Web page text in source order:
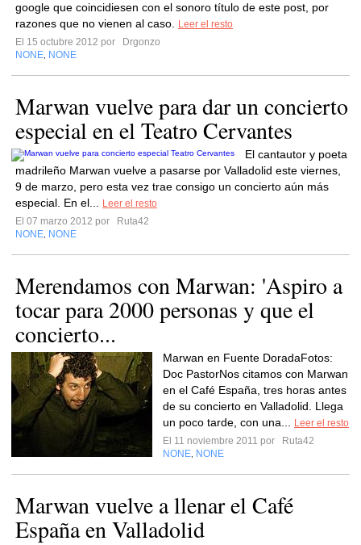
google que coincidiesen con el sonoro título de este post, por
razones que no vienen al caso.
Leer el resto
El 15 octubre 2012 por
Drgonzo
NONE NONE
Marwan vuelve para dar un concierto
especial en el Teatro Cervantes
El cantautor y poeta
madrileño Marwan vuelve a pasarse por Valladolid este viernes,
9 de marzo, pero esta vez trae consigo un concierto aún más
especial. En el...
Leer el resto
El 07 marzo 2012 por
Ruta42
NONE NONE
Merendamos con Marwan: 'Aspiro a
tocar para 2000 personas y que el
concierto...
Marwan en Fuente DoradaFotos:
Doc PastorNos citamos con Marwan
en el Café España, tres horas antes
de su concierto en Valladolid. Llega
un poco tarde, con una...
Leer el resto
El 11 noviembre 2011 por
Ruta42
NONE NONE
Marwan vuelve a llenar el Café
España en Valladolid